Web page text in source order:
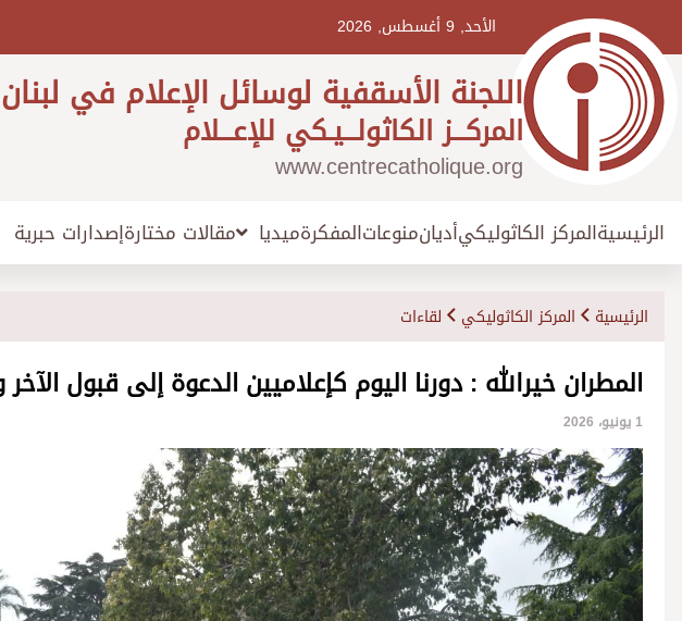
الأحد, 9 أغسطس, 2026
اللجنة الأسقفية لوسائل الإعلام في لبنان
المركـــز الكاثولـــيـكي للإعـــلام
www.centrecatholique.org
الرئيسيةالمركز الكاثوليكيأديانمنوعاتالمفكرةميديا مقالات مختارةإصدارات حبرية
الرئيسية المركز الكاثوليكي لقاءات
المطران خيرالله : دورنا اليوم كإعلاميين الدعوة إلى قبول الآخر
1 يونيو، 2026